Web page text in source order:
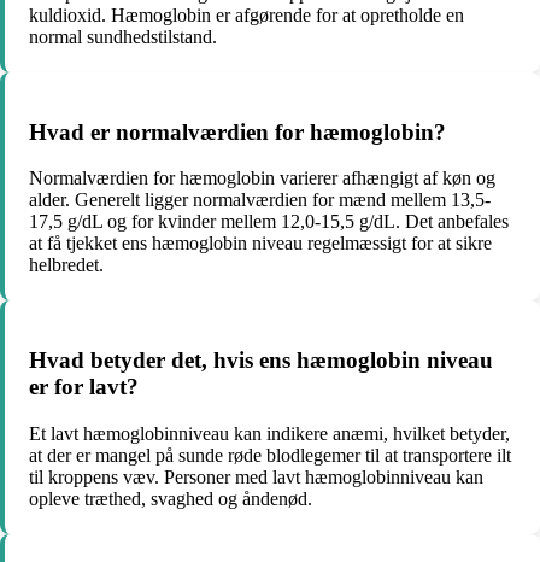
kuldioxid. Hæmoglobin er afgørende for at opretholde en
normal sundhedstilstand.
Hvad er normalværdien for hæmoglobin?
Normalværdien for hæmoglobin varierer afhængigt af køn og
alder. Generelt ligger normalværdien for mænd mellem 13,5-
17,5 g/dL og for kvinder mellem 12,0-15,5 g/dL. Det anbefales
at få tjekket ens hæmoglobin niveau regelmæssigt for at sikre
helbredet.
Hvad betyder det, hvis ens hæmoglobin niveau
er for lavt?
Et lavt hæmoglobinniveau kan indikere anæmi, hvilket betyder,
at der er mangel på sunde røde blodlegemer til at transportere ilt
til kroppens væv. Personer med lavt hæmoglobinniveau kan
opleve træthed, svaghed og åndenød.